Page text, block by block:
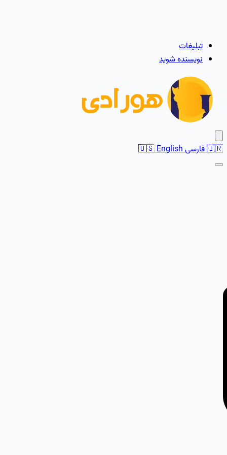
تبلیغات
نویسنده شوید
🇮🇷فارسی 🇺🇸English